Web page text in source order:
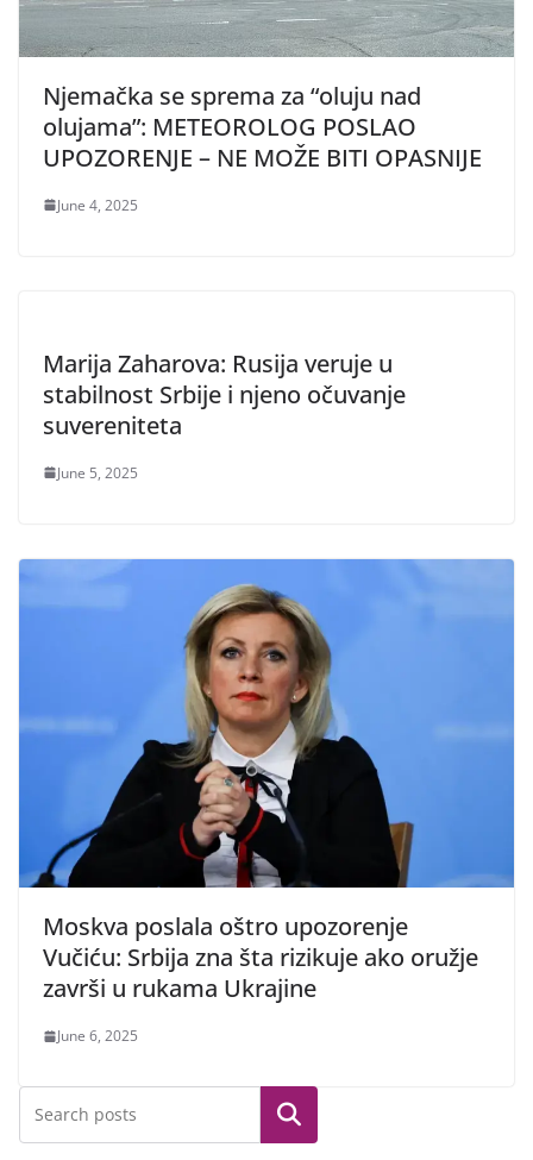
Njemačka se sprema za “oluju nad
olujama”: METEOROLOG POSLAO
UPOZORENJE – NE MOŽE BITI OPASNIJE
June 4, 2025
Marija Zaharova: Rusija veruje u
stabilnost Srbije i njeno očuvanje
suvereniteta
June 5, 2025
Moskva poslala oštro upozorenje
Vučiću: Srbija zna šta rizikuje ako oružje
završi u rukama Ukrajine
June 6, 2025
Search